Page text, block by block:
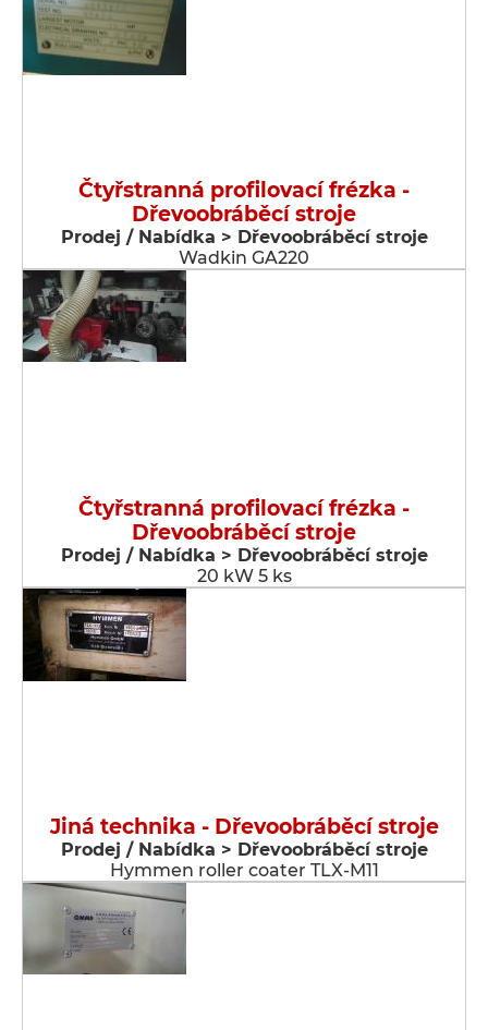
Čtyřstranná profilovací frézka -
Dřevoobráběcí stroje
Prodej / Nabídka > Dřevoobráběcí stroje
Wadkin GA220
Čtyřstranná profilovací frézka -
Dřevoobráběcí stroje
Prodej / Nabídka > Dřevoobráběcí stroje
20 kW 5 ks
Jiná technika - Dřevoobráběcí stroje
Prodej / Nabídka > Dřevoobráběcí stroje
Hymmen roller coater TLX-M11